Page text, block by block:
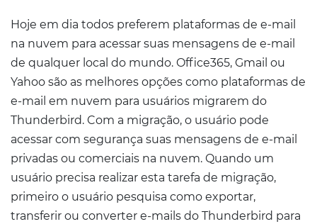
Hoje em dia todos preferem plataformas de e-mail
na nuvem para acessar suas mensagens de e-mail
de qualquer local do mundo. Office365, Gmail ou
Yahoo são as melhores opções como plataformas de
e-mail em nuvem para usuários migrarem do
Thunderbird. Com a migração, o usuário pode
acessar com segurança suas mensagens de e-mail
privadas ou comerciais na nuvem. Quando um
usuário precisa realizar esta tarefa de migração,
primeiro o usuário pesquisa como exportar,
transferir ou converter e-mails do Thunderbird para